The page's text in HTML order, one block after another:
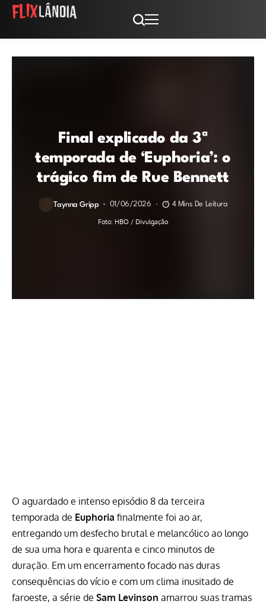
Final explicado da 3ª
temporada de ‘Euphoria’: o
trágico fim de Rue Bennett
Taynna Gripp 01/06/2026 4 Mins De Leitura
Foto: HBO / Divulgação
O aguardado e intenso episódio 8 da terceira
temporada de Euphoria finalmente foi ao ar,
entregando um desfecho brutal e melancólico ao longo
de sua uma hora e quarenta e cinco minutos de
duração. Em um encerramento focado nas duras
consequências do vício e com um clima inusitado de
faroeste, a série de Sam Levinson amarrou suas tramas